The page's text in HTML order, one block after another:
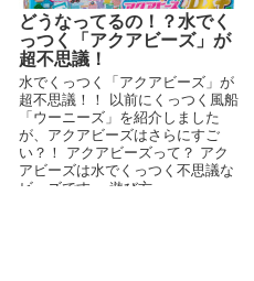
どうなってるの！？水でく
っつく「アクアビーズ」が
超不思議！
水でくっつく「アクアビーズ」が
超不思議！！ 以前にくっつく風船
「ウーニーズ」を紹介しました
が、アクアビーズはさらにすご
い？！ アクアビーズって？ アク
アビーズは水でくっつく不思議な
ビーズです。 遊び方 ...